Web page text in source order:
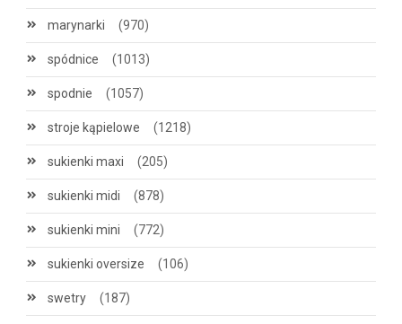
marynarki (970)
spódnice (1013)
spodnie (1057)
stroje kąpielowe (1218)
sukienki maxi (205)
sukienki midi (878)
sukienki mini (772)
sukienki oversize (106)
swetry (187)